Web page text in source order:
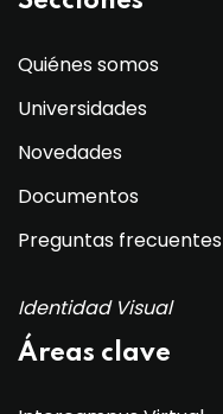
Quiénes somos
Universidades
Novedades
Documentos
Preguntas frecuentes
Identidad Visual
Áreas clave